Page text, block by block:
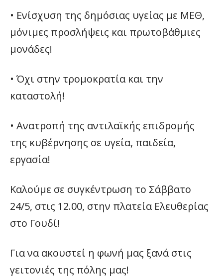
• Ενίσχυση της δημόσιας υγείας με ΜΕΘ,
μόνιμες προσλήψεις και πρωτοβάθμιες
μονάδες!
• Όχι στην τρομοκρατία και την
καταστολή!
• Ανατροπή της αντιλαϊκής επιδρομής
της κυβέρνησης σε υγεία, παιδεία,
εργασία!
Καλούμε σε συγκέντρωση το Σάββατο
24/5, στις 12.00, στην πλατεία Ελευθερίας
στο Γουδί!
Για να ακουστεί η φωνή μας ξανά στις
γειτονιές της πόλης μας!